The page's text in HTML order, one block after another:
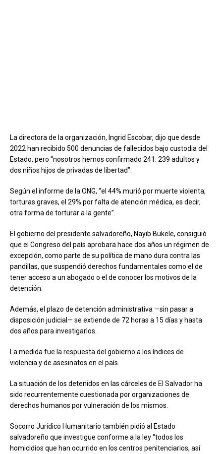
La directora de la organización, Ingrid Escobar, dijo que desde
2022 han recibido 500 denuncias de fallecidos bajo custodia del
Estado, pero “nosotros hemos confirmado 241: 239 adultos y
dos niños hijos de privadas de libertad”.
Según el informe de la ONG, “el 44% murió por muerte violenta,
torturas graves, el 29% por falta de atención médica, es decir,
otra forma de torturar a la gente”.
El gobierno del presidente salvadoreño, Nayib Bukele, consiguió
que el Congreso del país aprobara hace dos años un régimen de
excepción, como parte de su política de mano dura contra las
pandillas, que suspendió derechos fundamentales como el de
tener acceso a un abogado o el de conocer los motivos de la
detención.
Además, el plazo de detención administrativa —sin pasar a
disposición judicial— se extiende de 72 horas a 15 días y hasta
dos años para investigarlos.
La medida fue la respuesta del gobierno a los índices de
violencia y de asesinatos en el país.
La situación de los detenidos en las cárceles de El Salvador ha
sido recurrentemente cuestionada por organizaciones de
derechos humanos por vulneración de los mismos.
Socorro Jurídico Humanitario también pidió al Estado
salvadoreño que investigue conforme a la ley “todos los
homicidios que han ocurrido en los centros penitenciarios, así